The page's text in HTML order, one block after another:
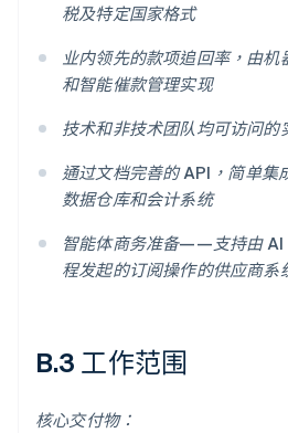
税及特定国家格式
业内领先的款项追回率，由机
和智能催款管理实现
技术和非技术团队均可访问的
通过文档完善的 API，简单集
数据仓库和会计系统
智能体商务准备——支持由 AI
程发起的订阅操作的供应商系
B.3 工作范围
核心交付物：